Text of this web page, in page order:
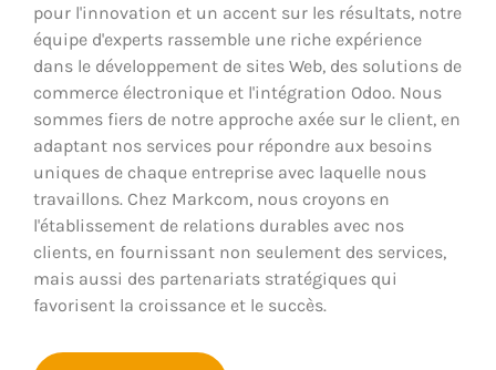
pour l'innovation et un accent sur les résultats, notre
équipe d'experts rassemble une riche expérience
dans le développement de sites Web, des solutions de
commerce électronique et l'intégration Odoo. Nous
sommes fiers de notre approche axée sur le client, en
adaptant nos services pour répondre aux besoins
uniques de chaque entreprise avec laquelle nous
travaillons. Chez Markcom, nous croyons en
l'établissement de relations durables avec nos
clients, en fournissant non seulement des services,
mais aussi des partenariats stratégiques qui
favorisent la croissance et le succès.